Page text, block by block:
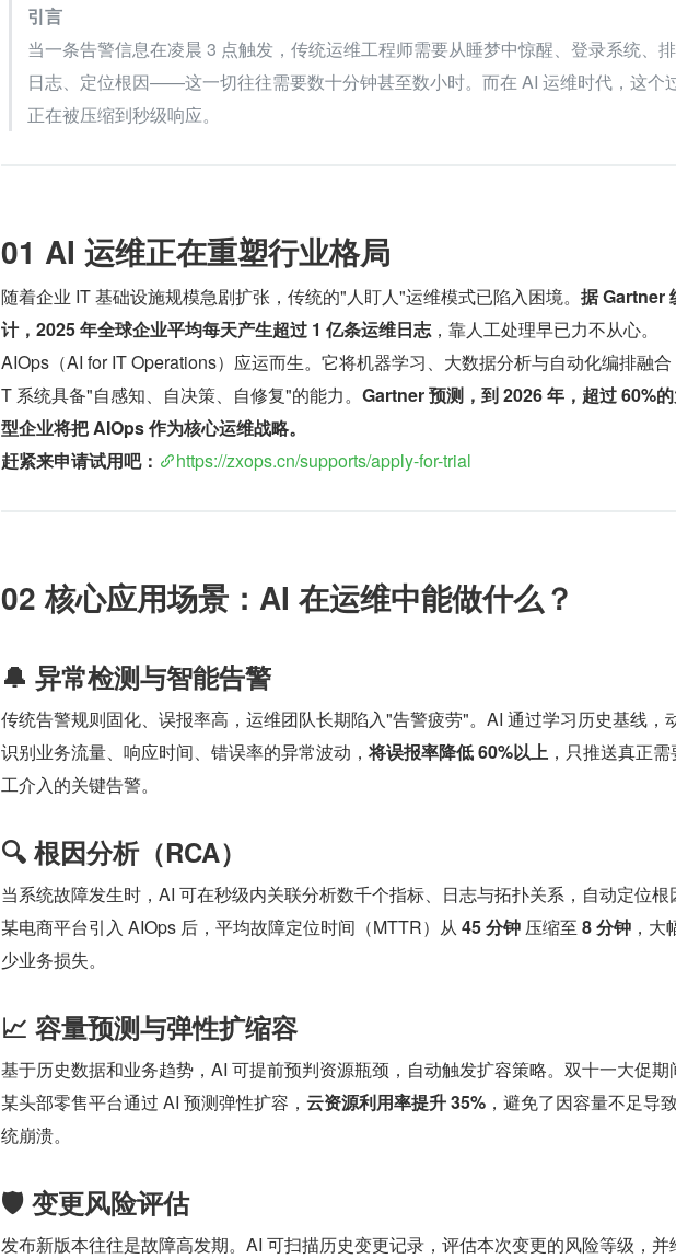
引言
当一条告警信息在凌晨 3 点触发，传统运维工程师需要从睡梦中惊醒、登录系统、
日志、定位根因——这一切往往需要数十分钟甚至数小时。而在 AI 运维时代，这个
正在被压缩到秒级响应。
01 AI 运维正在重塑行业格局
随着企业 IT 基础设施规模急剧扩张，传统的"人盯人"运维模式已陷入困境。 据 Gartner
计，2025 年全球企业平均每天产生超过 1 亿条运维日志，靠人工处理早已力不从心。
AIOps（AI for IT Operations）应运而生。它将机器学习、大数据分析与自动化编排融合
T 系统具备"自感知、自决策、自修复"的能力。 Gartner 预测，到 2026 年，超过 60%
型企业将把 AIOps 作为核心运维战略。
赶紧来申请试用吧：
https://zxops.cn/supports/apply-for-trial
02 核心应用场景：AI 在运维中能做什么？
🔔 异常检测与智能告警
传统告警规则固化、误报率高，运维团队长期陷入"告警疲劳"。AI 通过学习历史基线，
识别业务流量、响应时间、错误率的异常波动，将误报率降低 60%以上 ，只推送真正需
工介入的关键告警。
🔍 根因分析（RCA）
当系统故障发生时，AI 可在秒级内关联分析数千个指标、日志与拓扑关系，自动定位根
某电商平台引入 AIOps 后，平均故障定位时间（MTTR）从 45 分钟 压缩至 8 分钟 ，大
少业务损失。
📈 容量预测与弹性扩缩容
基于历史数据和业务趋势，AI 可提前预判资源瓶颈，自动触发扩容策略。双十一大促期
某头部零售平台通过 AI 预测弹性扩容， 云资源利用率提升 35% ，避免了因容量不足导
统崩溃。
🛡️ 变更风险评估
发布新版本往往是故障高发期。AI 可扫描历史变更记录，评估本次变更的风险等级，并